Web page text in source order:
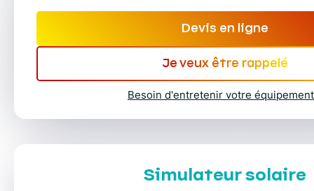
Devis en ligne
Je veux être rappelé
Besoin d'entretenir votre
Simulateur solaire